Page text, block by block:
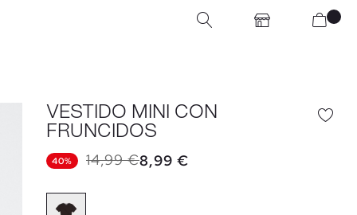
VESTIDO MINI CON
FRUNCIDOS
40% 14,99 €8,99 €